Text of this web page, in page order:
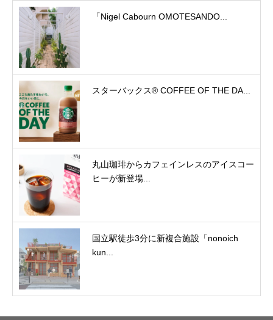
「Nigel Cabourn OMOTESANDO...
スターバックス® COFFEE OF THE DA...
丸山珈琲からカフェインレスのアイスコー
ヒーが新登場...
国立駅徒歩3分に新複合施設「nonoich
kun...